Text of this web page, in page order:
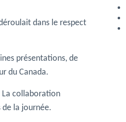
dans le respect
présentations, de
du Canada.
La collaboration
la journée.